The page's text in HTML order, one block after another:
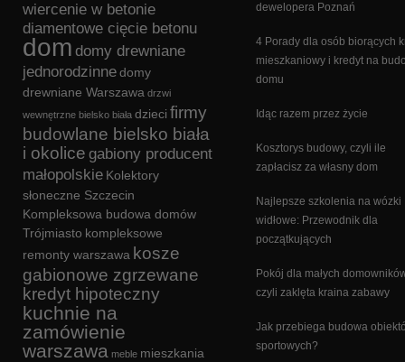
wiercenie w betonie
diamentowe cięcie betonu
dom domy drewniane
jednorodzinnedomy
drewniane Warszawa drzwi
wewnętrzne bielsko biała dzieci firmy
budowlane bielsko biała
i okolice gabiony producent
małopolskie Kolektory
słoneczne Szczecin
Kompleksowa budowa domów
Trójmiasto kompleksowe
remonty warszawa kosze
gabionowe zgrzewane
kredyt hipoteczny
kuchnie na
zamówienie
warszawa meble mieszkania
dewelopera Poznań
4 Porady dla osób biorących
mieszkaniowy i kredyt na
domu
Idąc razem przez życie
Kosztorys budowy, czyli ile
zapłacisz za własny dom
Najlepsze szkolenia na wózki
widłowe: Przewodnik dla
początkujących
Pokój dla małych
czyli zaklęta kraina zabawy
Jak przebiega budowa
sportowych?